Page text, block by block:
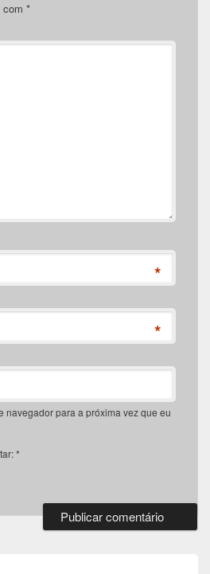
com *
*
*
navegador para a próxima vez que eu
*